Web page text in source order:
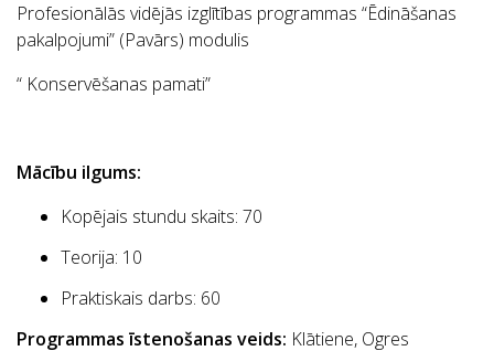
Profesionālās vidējās izglītības programmas “Ēdināšanas
pakalpojumi” (Pavārs) modulis
“ Konservēšanas pamati”
Mācību ilgums:
Kopējais stundu skaits: 70
Teorija: 10
Praktiskais darbs: 60
Programmas īstenošanas veids: Klātiene, Ogres